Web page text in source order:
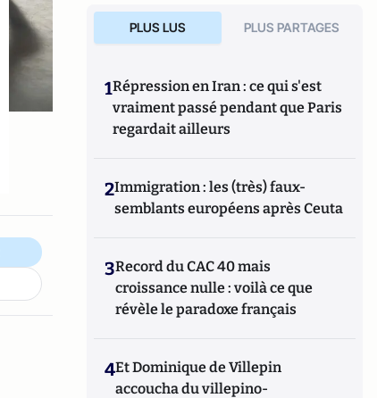
PLUS LUS PLUS PARTAGES
1Répression en Iran : ce qui s'est
vraiment passé pendant que Paris
regardait ailleurs
2Immigration : les (très) faux-
semblants européens après Ceuta
3Record du CAC 40 mais
croissance nulle : voilà ce que
révèle le paradoxe français
4Et Dominique de Villepin
accoucha du villepino-